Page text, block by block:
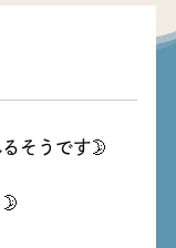
そうです🌛